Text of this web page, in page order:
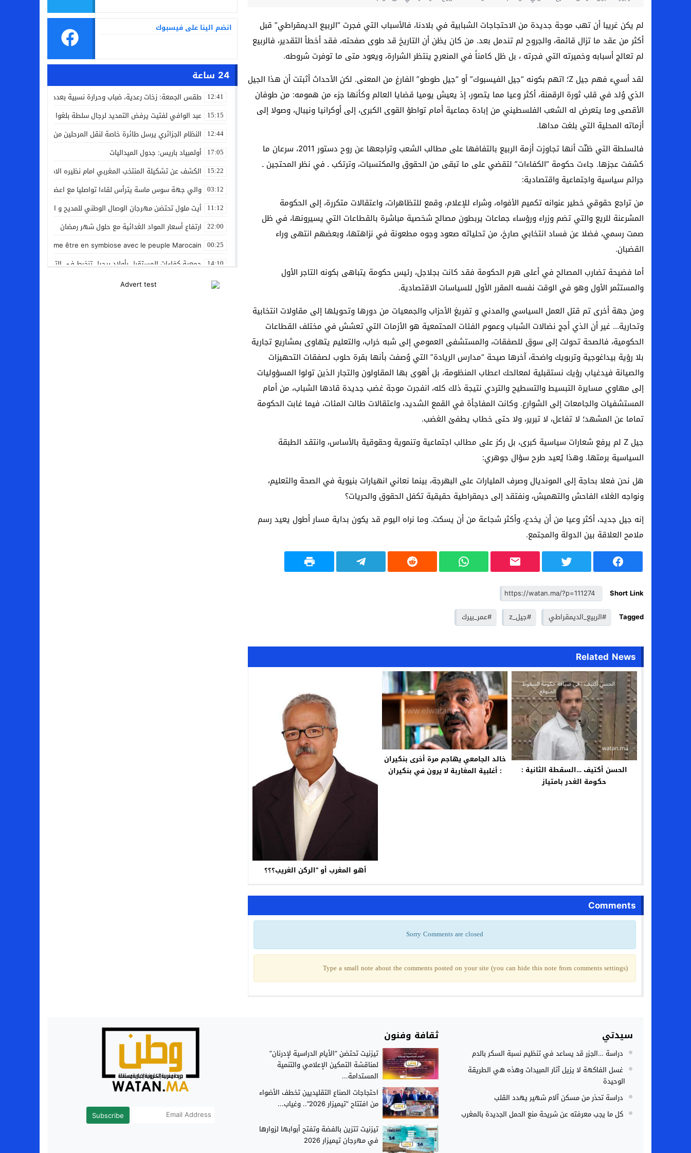
لم يكن غريبا أن تهب موجة جديدة من الاحتجاجات الشبابية في بلادنا، فالأسباب التي فجرت “الربيع الديمقراطي” قبل
أكثر من عقد ما تزال قائمة، والجروح لم تندمل بعد. من كان يظن أن التاريخ قد طوى صفحته، فقد أخطأ التقدير، فالربيع
لم تعالج أسبابه وخميرته التي فجرته ، بل ظل كامناً في المنعرج ينتظر الشرارة، ويعود متى ما توفرت شروطه.
لقد أسيء فهم جيل Z؛ اتهم بكونه “جيل الفيسبوك” أو “جيل طوطو” الفارغ من المعنى. لكن الأحداث أثبتت أن هذا الجيل
الذي وُلد في قلب ثورة الرقمنة، أكثر وعيا مما يتصور، إذ يعيش يوميا قضايا العالم وكأنها جزء من همومه: من طوفان
الأقصى وما يتعرض له الشعب الفلسطيني من إبادة جماعية أمام تواطؤ القوى الكبرى، إلى أوكرانيا ونيبال، وصولا إلى
أزماته المحلية التي بلغت مداها.
فالسلطة التي ظنّت أنها تجاوزت أزمة الربيع بالتفافها على مطالب الشعب وتراجعها عن روح دستور 2011، سرعان ما
كشفت عجزها. جاءت حكومة “الكفاءات” لتقضي على ما تبقى من الحقوق والمكتسبات، وترتكب ـ في نظر المحتجين ـ
جرائم سياسية واجتماعية واقتصادية:
من تراجع حقوقي خطير عنوانه تكميم الأفواه، وشراء للإعلام، وقمع للتظاهرات، واعتقالات متكررة، إلى الحكومة
المشرعنة للريع والتي تضم وزراء ورؤساء جماعات يربطون مصالح شخصية مباشرة بالقطاعات التي يسيرونها، في ظل
صمت رسمي، فضلا عن فساد انتخابي صارخ، من تحلياته صعود وجوه مطعونة في نزاهتها، وبعضهم انتهى وراء
القضبان.
أما فضيحة تضارب المصالح في أعلى هرم الحكومة فقد كانت بجلاجل، رئيس حكومة يتباهى بكونه التاجر الأول
والمستثمر الأول وهو في الوقت نفسه المقرر الأول للسياسات الاقتصادية.
ومن جهة أخرى تم قتل العمل السياسي والمدني و تفريغ الأحزاب والجمعيات من دورها وتحويلها إلى مقاولات انتخابية
وتحارية… غير أن الذي أجج نضالات الشباب وعموم الفئات المحتمعية هو الأزمات التي تعشش في مختلف القطاعات
الحكومية، فالصحة تحولت إلى سوق للصفقات، والمستشفى العمومي إلى شبه خراب، والتعليم يتهاوى بمشاريع تجارية
بلا رؤية بيداغوجية وتربويك واضحة، آخرها صيحة “مدارس الريادة” التي وُصفت بأنها بقرة حلوب لصفقات التحهيزات
والصيانة فيدغياب رؤيك نستقبلية لمعالحك اعطاب المنظومة، بل أهوى بها المقاولون والتجار الذين تولوا المسؤوليات
إلى مهاوي مسايرة التبسيط والتسطيح والتردي نتيجة ذلك كله، انفجرت موجة غضب جديدة قادها الشباب، من أمام
المستشفيات والجامعات إلى الشوارع. وكانت المفاجأة في القمع الشديد، واعتقالات طالت المئات، فيما غابت الحكومة
تماما عن المشهد؛ لا تفاعل، لا تبرير، ولا حتى خطاب يطفئ الغضب.
جيل Z لم يرفع شعارات سياسية كبرى، بل ركز على مطالب اجتماعية وتنموية وحقوقية بالأساس، وانتقد الطبقة
السياسية برمتها. وهذا يُعيد طرح سؤال جوهري:
هل نحن فعلا بحاجة إلى المونديال وصرف المليارات على البهرجة، بينما نعاني انهيارات بنيوية في الصحة والتعليم،
ونواجه الغلاء الفاحش والتهميش، ونفتقد إلى ديمقراطية حقيقية تكفل الحقوق والحريات؟
إنه جيل جديد، أكثر وعيا من أن يخدع، وأكثر شجاعة من أن يسكت. وما نراه اليوم قد يكون بداية مسار أطول يعيد رسم
ملامح العلاقة بين الدولة والمجتمع.
Short Link
Tagged
#الربيع_الديمقراطي #جيل_z #عمر_بيرك
Related News
الحسن أكتيف …السقطة الثانية :
حكومة الغدر بامتياز
خالد الجامعي يهاجم مرة أخرى بنكيران
: أغلبية المغاربة لا يرون في بنكيران
أهو المغرب أو “الركن الغريب؟؟؟
Comments
Sorry Comments are closed
Type a small note about the comments posted on your site (you can hide this note from comments settings)
انضم الينا على فيسبوك
24 ساعة
12:41 طقس الجمعة: زخات رعدية، ضباب وحرارة نسبية بعدد من مدن المملكة
15:15 عبد الوافي لفتيت يرفض التمديد لرجال سلطة بلغوا سن التقاعد
12:44 النظام الجزائري يرسل طائرة خاصة لنقل المرحلين من فرنسا
17:05 أولمبياد باريس: جدول الميداليات
15:22 الكشف عن تشكيلة المنتخب المغربي امام نظيره الامريكي
03:12 والي جهة سوس ماسة يترأس لقاءا تواصليا مع اعضاء جماعة تامري
11:12 أيت ملول تحتضن مهرجان الوصال الوطني للمديح و السماع من 25 إلى 30 مارس
22:00 ارتفاع أسعار المواد الغدائية مع حلول شهر رمضان
00:25
Le Gleut affirme être en symbiose avec le peuple Marocain
14:10 جمعية كفاءات المستقبل بأولاد برحيل تنخرط في التضامن الشعبي مع
12:01 المنتخب المغربي داخل القاعة يتأهل الى نصف نهائي كأس العرب
سيدتي
دراسة …الجزر قد يساعد في تنظيم نسبة السكر بالدم
غسل الفاكهة لا يزيل آثار المبيدات وهذه هي الطريقة
الوحيدة
دراسة تحذر من مسكن آلام شهير يهدد القلب
كل ما يجب معرفته عن شريحة منع الحمل الجديدة بالمغرب
ثقافة وفنون
تيزنيت تحتضن “الأيام الدراسية لإدرنان”
لمناقشة التمكين الإعلامي والتنمية
المستدامة...
احتجاجات الصناع التقليديين تخطف الأضواء
من افتتاح “تيميزار 2026”.. وغياب...
تيزنيت تتزين بالفضة وتفتح أبوابها لزوارها
في مهرجان تيميزار 2026
Subscribe